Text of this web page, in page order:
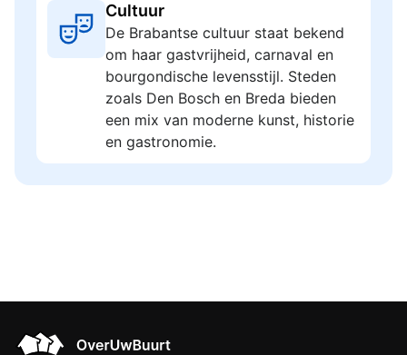
Cultuur
De Brabantse cultuur staat bekend
om haar gastvrijheid, carnaval en
bourgondische levensstijl. Steden
zoals Den Bosch en Breda bieden
een mix van moderne kunst, historie
en gastronomie.